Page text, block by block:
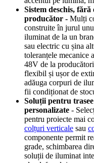
Sistem deschis,
producător - Mulți
construite în jurul
iluminat de la un
sau electric cu șina
toleranțele mecanice
48V de la
flexibil și ușor de
adăuga corpuri de
fii condiționat de
Soluții pentru
personalizate -
pentru proiecte mai
colțuri verticale sau
componente permit
grade, schimbarea
soluții de iluminat